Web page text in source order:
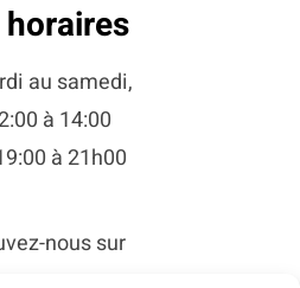
au samedi,
à 14:00
à 21h00
nous sur